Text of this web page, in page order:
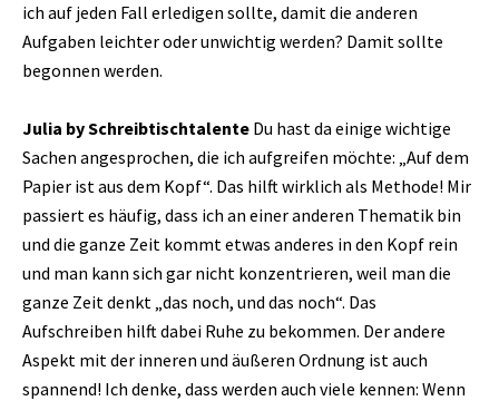
ich auf jeden Fall erledigen sollte, damit die anderen
Aufgaben leichter oder unwichtig werden? Damit sollte
begonnen werden.
Julia by Schreibtischtalente Du hast da einige wichtige
Sachen angesprochen, die ich aufgreifen möchte: „Auf dem
Papier ist aus dem Kopf“. Das hilft wirklich als Methode! Mir
passiert es häufig, dass ich an einer anderen Thematik bin
und die ganze Zeit kommt etwas anderes in den Kopf rein
und man kann sich gar nicht konzentrieren, weil man die
ganze Zeit denkt „das noch, und das noch“. Das
Aufschreiben hilft dabei Ruhe zu bekommen. Der andere
Aspekt mit der inneren und äußeren Ordnung ist auch
spannend! Ich denke, dass werden auch viele kennen: Wenn